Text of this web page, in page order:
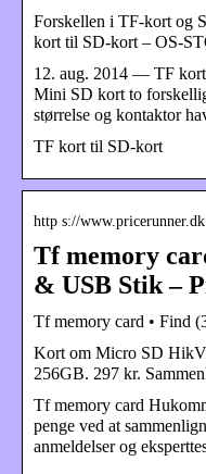
Forskellen i TF-kort og
kort til SD-kort – OS-
12. aug. 2014 — TF
Mini SD kort to
størrelse og kontaktor
TF kort til SD-kort
http s://
Tf memory
& USB Stik –
Tf memory card • Find
Kort om Micro SD
256GB. 297 kr.
Tf memory card
penge ved at
anmeldelser og